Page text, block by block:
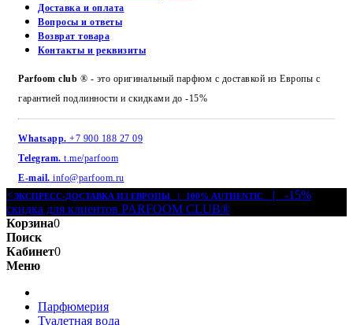
Доставка и оплата
Вопросы и ответы
Возврат товара
Контакты и реквизиты
Parfoom club ® - это оригинальный парфюм с доставкой из Европы с
гарантией подлинности и скидками до -15%
Whatsapp. +7 900 188 27 09
Telegram. t.me/parfoom
E-mail. info@parfoom.ru
<ЭКСПРЕСС-ДОСТАВКА ИЗ ЕВРОПЫ | 100% AUTHENTIC
| -15%
скидка для клиентов PARFOOM CLUB®
Корзина0
Поиск
Кабинет0
Меню
Парфюмерия
Туалетная вода